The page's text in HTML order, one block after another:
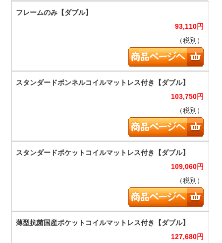
93,110円
（税別）
103,750円
（税別）
109,060円
（税別）
127,680円